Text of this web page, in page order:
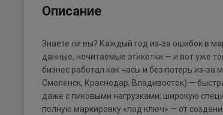
Описание
Знаете ли вы? Каждый год из‑за ошибок в
данные, нечитаемые этикетки — и вот уже
бизнес работал как часы и без потерь
Смоленск, Краснодар, Владивосток) —
даже с пиковыми нагрузками; широкую
полную маркировку «под ключ» — от